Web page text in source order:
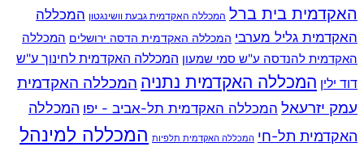
האקדמית בית ברל המכללה האקדמית גבעת וושינגטון המכללה
האקדמית גליל מערבי המכללה האקדמית הדסה ירושלים המכללה
האקדמית להנדסה ע"ש סמי שמעון המכללה האקדמית לחינוך ע"ש
דוד ילין המכללה האקדמית נתניה המכללה האקדמית
עמק יזרעאל המכללה האקדמית תל-אביב - יפו המכללה
האקדמית תל-חי המכללה האקדמית תלפיות המכללה למינהל